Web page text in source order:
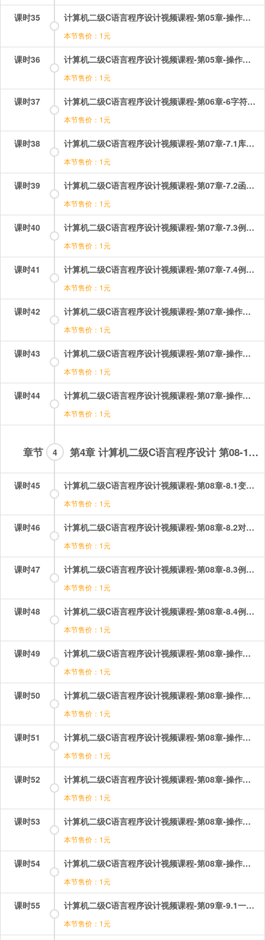
课时35 计算机二级C语言程序设计视频课程-第05章-操作：循环结构选择题讲解（3）.mp4
本节售价：1元
课时36 计算机二级C语言程序设计视频课程-第05章-操作：循环结构选择题讲解（4）.mp4
本节售价：1元
课时37 计算机二级C语言程序设计视频课程-第06章-6字符型数据.mp4
本节售价：1元
课时38 计算机二级C语言程序设计视频课程-第07章-7.1库函数和函数的定义和返回值.mp4
本节售价：1元
课时39 计算机二级C语言程序设计视频课程-第07章-7.2函数的调用和函数的说明.mp4
本节售价：1元
课时40 计算机二级C语言程序设计视频课程-第07章-7.3例题讲解（1）.mp4
本节售价：1元
课时41 计算机二级C语言程序设计视频课程-第07章-7.4例题讲解（2）.mp4
本节售价：1元
课时42 计算机二级C语言程序设计视频课程-第07章-操作：函数选择题讲解（1）.mp4
本节售价：1元
课时43 计算机二级C语言程序设计视频课程-第07章-操作：函数选择题讲解（2）.mp4
本节售价：1元
课时44 计算机二级C语言程序设计视频课程-第07章-操作：函数选择题讲解（3）.mp4
本节售价：1元
章节 第4章 计算机二级C语言程序设计 第08-16章
4
课时45 计算机二级C语言程序设计视频课程-第08章-8.1变量的地址和指针以及指针变量的定义和基类型.mp4
本节售价：1元
课时46 计算机二级C语言程序设计视频课程-第08章-8.2对指针变量的操作.mp4
本节售价：1元
课时47 计算机二级C语言程序设计视频课程-第08章-8.3例题讲解（1）.mp4
本节售价：1元
课时48 计算机二级C语言程序设计视频课程-第08章-8.4例题讲解（2）.mp4
本节售价：1元
课时49 计算机二级C语言程序设计视频课程-第08章-操作：指针函数选择题讲解（1）.mp4
本节售价：1元
课时50 计算机二级C语言程序设计视频课程-第08章-操作：指针函数选择题讲解（2）.mp4
本节售价：1元
课时51 计算机二级C语言程序设计视频课程-第08章-操作：指针选择题讲解（1）.mp4
本节售价：1元
课时52 计算机二级C语言程序设计视频课程-第08章-操作：指针选择题讲解（2）.mp4
本节售价：1元
课时53 计算机二级C语言程序设计视频课程-第08章-操作：指针选择题讲解（3）.mp4
本节售价：1元
课时54 计算机二级C语言程序设计视频课程-第08章-操作：指针选择题讲解（4）.mp4
本节售价：1元
课时55 计算机二级C语言程序设计视频课程-第09章-9.1一维数组的定义和一维数组（1）.mp4
本节售价：1元